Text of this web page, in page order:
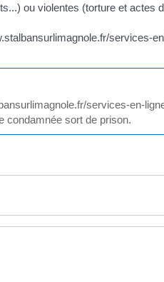
ou violentes (torture et
services-
services-en-
condamnée sort de prison.